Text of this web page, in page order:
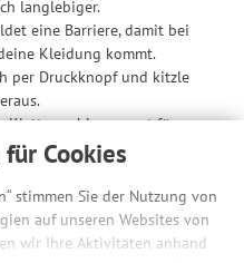
Cookies
stimmen Sie der Nutzung von
auf unseren Websites von
wir Ihre Aktivitäten anhand
langlebiger.
eine Barriere, damit bei
Kleidung kommt.
per Druckknopf und kitzle
Klettverschluss sorgt für
Komfort.
sich das Hosenbein ganz
Knopf erweitern.